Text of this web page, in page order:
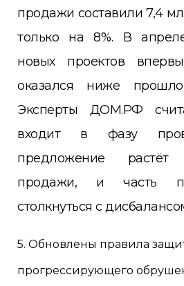
продажи составили 7,4
только на 8%. В
новых проектов
оказался ниже
Эксперты ДОМ.РФ
входит в фазу
предложение
продажи, и часть
столкнуться с
5. Обновлены правила
прогрессирующего